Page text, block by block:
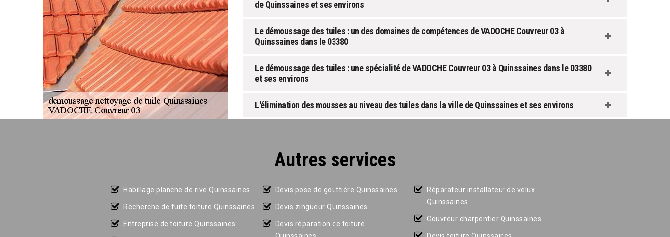
de Quinssaines et ses environs
Le démoussage des tuiles : un des domaines de compétences de VADOCHE Couvreur 03 à
Quinssaines dans le 03380
Le démoussage des tuiles : une spécialité de VADOCHE Couvreur 03 à Quinssaines dans le 03380
et ses environs
L'élimination des mousses au niveau des tuiles dans la ville de Quinssaines et ses environs
Autres services
Habillage planche de rive Quinssaines
Recherche de fuite toiture Quinssaines
Entreprise de toiture Quinssaines
Devis pose de gouttière Quinssaines
Devis zingueur Quinssaines
Devis réparation de toiture
Réparateur installateur de velux
Quinssaines
Couvreur charpentier Quinssaines